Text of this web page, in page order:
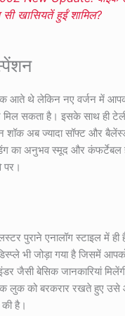
खासियतें हुईं शामिल?
आते थे लेकिन नए वर्जन में
सकता है। इसके साथ ही
शॉक अब ज्यादा सॉफ्ट और
का अनुभव स्मूद और कंफर्टेबल
पर।
पुराने एनालॉग स्टाइल में
भी जोड़ा गया है जिसमें
जैसी बेसिक जानकारियां
लुक को बरकरार रखते हुए
है।